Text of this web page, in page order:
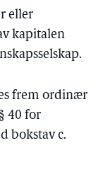
eller
kapitalen
frem ordinær
40 for
bokstav c.